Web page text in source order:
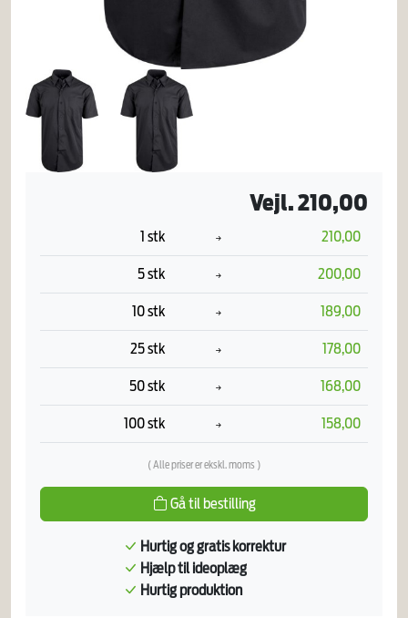
Vejl. 210,00
1 stk 210,00
5 stk 200,00
10 stk 189,00
25 stk 178,00
50 stk 168,00
100 stk 158,00
( Alle priser er ekskl. moms )
Gå til bestilling
Hurtig og gratis korrektur
Hjælp til ideoplæg
Hurtig produktion